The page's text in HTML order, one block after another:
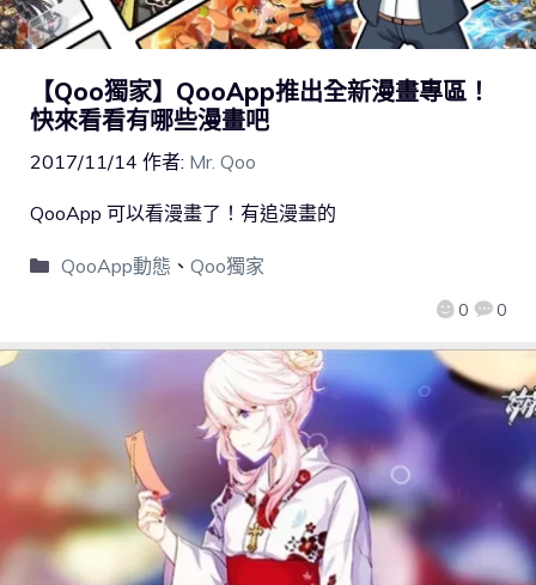
【Qoo獨家】QooApp推出全新漫畫專區！
快來看看有哪些漫畫吧
2017/11/14 作者: Mr. Qoo
0 0
QooApp 可以看漫畫了！有追漫畫的
QooApp動態 、 Qoo獨家